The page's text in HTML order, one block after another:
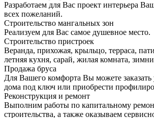
Разработаем для Вас проект интерьера
всех пожеланий.
Строительство мангальных зон
Реализуем для Вас самое душевное место.
Строительство пристроек
Веранда, прихожая, крыльцо, терраса,
летняя кухня, сарай, жилая комната,
Продажа бруса
Для Вашего комфорта Вы можете заказать
дома под ключ или приобрести
Реконструкция и ремонт
Выполним работы по капитальному
строительства, а также оказываем